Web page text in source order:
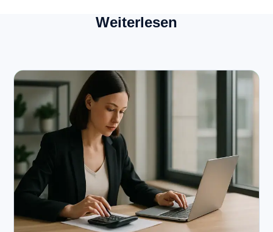
Weiterlesen